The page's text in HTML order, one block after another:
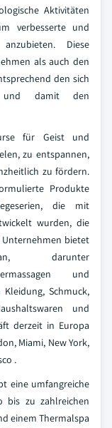
Aktivitäten
verbesserte und
Diese
als auch den
den sich
und damit den
für Geist und
zu entspannen,
zu fördern.
Produkte
die mit
wurden, die
Unternehmen bietet
darunter
und
Kleidung, Schmuck,
und
derzeit in Europa
Miami, New York,
.
eine umfangreiche
bis zu zahlreichen
einem Thermalspa